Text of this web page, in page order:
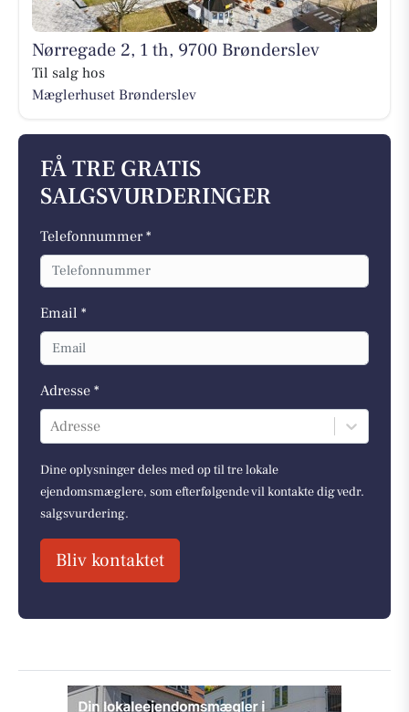
Nørregade 2, 1 th, 9700 Brønderslev
Til salg hos
Mæglerhuset Brønderslev
FÅ TRE GRATIS
SALGSVURDERINGER
Telefonnummer *
Email *
Adresse *
Adresse
Dine oplysninger deles med op til tre lokale
ejendomsmæglere, som efterfølgende vil kontakte dig vedr.
salgsvurdering.
Bliv kontaktet